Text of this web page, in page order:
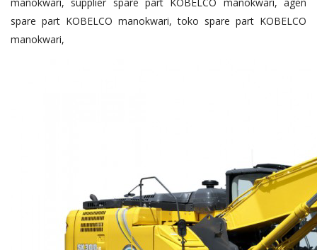
spare part KOBELCO manokwari, toko spare part KOBELCO
manokwari,